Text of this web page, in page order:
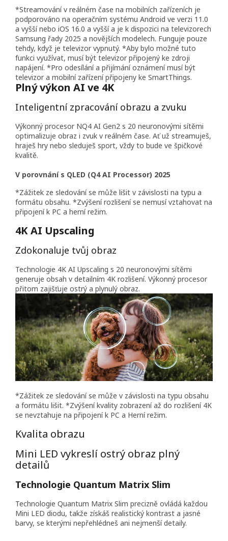
*Streamování v reálném čase na mobilních zařízeních je
podporováno na operačním systému Android ve verzi 11.0
a vyšší nebo iOS 16.0 a vyšší a je k dispozici na televizorech
Samsung řady 2025 a novějších modelech. Funguje pouze
tehdy, když je televizor vypnutý. *Aby bylo možné tuto
funkci využívat, musí být televizor připojený ke zdroji
napájení. *Pro odesílání a přijímání oznámení musí být
televizor a mobilní zařízení připojeny ke SmartThings.
Plný výkon AI ve 4K
Inteligentní zpracování obrazu a zvuku
Výkonný procesor NQ4 AI Gen2 s 20 neuronovými sítěmi
optimalizuje obraz i zvuk v reálném čase. Ať už streamuješ,
hraješ hry nebo sleduješ sport, vždy to bude ve špičkové
kvalitě.
V porovnání s QLED (Q4 AI Processor) 2025
*Zážitek ze sledování se může lišit v závislosti na typu a
formátu obsahu. *Zvýšení rozlišení se nemusí vztahovat na
připojení k PC a herní režim.
4K AI Upscaling
Zdokonaluje tvůj obraz
Technologie 4K AI Upscaling s 20 neuronovými sítěmi
generuje obsah v detailním 4K rozlišení. Výkonný procesor
přitom zajišťuje ostrý a plynulý obraz.
*Zážitek ze sledování se může v závislosti na typu obsahu
a formátu lišit. *Zvýšení kvality zobrazení až do rozlišení 4K
se nevztahuje na připojení k PC a Herní režim.
Kvalita obrazu
Mini LED vykreslí ostrý obraz plný
detailů
Technologie Quantum Matrix Slim
Technologie Quantum Matrix Slim precizně ovládá každou
Mini LED diodu, takže získáš realistický kontrast a jasné
barvy, se kterými nepřehlédneš ani nejmenší detaily.